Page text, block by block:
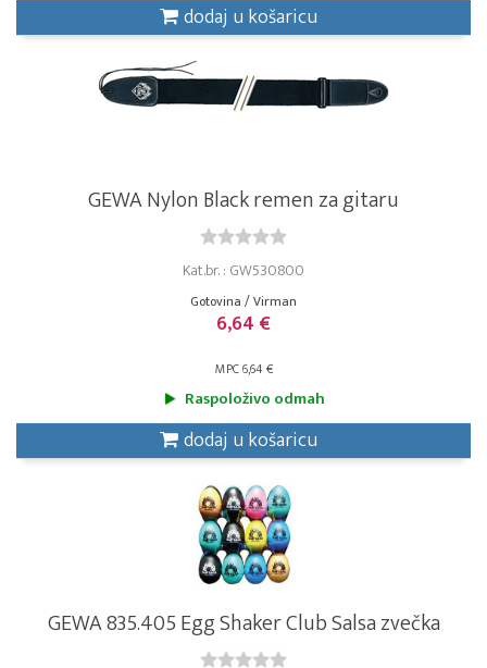
dodaj u košaricu
GEWA Nylon Black remen za gitaru
Kat.br. : GW530800
Gotovina / Virman
6,64 €
MPC 6,64 €
Raspoloživo odmah
dodaj u košaricu
GEWA 835.405 Egg Shaker Club Salsa zvečka